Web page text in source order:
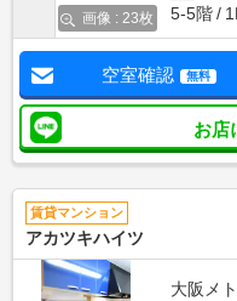
画像 : 23枚
5-5階
空室確認 無料
お店
賃貸マンション
アカツキハイツ
大阪メ